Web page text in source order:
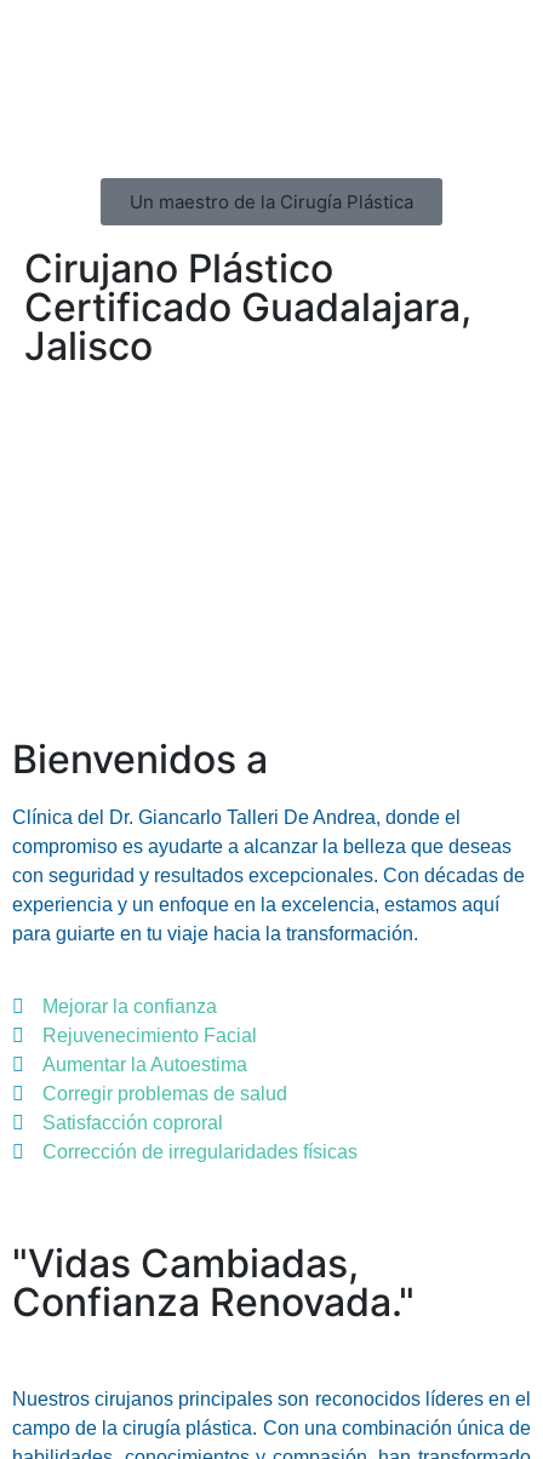
Un maestro de la Cirugía Plástica
Cirujano Plástico
Certificado Guadalajara,
Jalisco
Bienvenidos a
Clínica del Dr. Giancarlo Talleri De Andrea, donde el
compromiso es ayudarte a alcanzar la belleza que deseas
con seguridad y resultados excepcionales. Con décadas de
experiencia y un enfoque en la excelencia, estamos aquí
para guiarte en tu viaje hacia la transformación.
Mejorar la confianza
Rejuvenecimiento Facial
Aumentar la Autoestima
Corregir problemas de salud
Satisfacción coproral
Corrección de irregularidades físicas
"Vidas Cambiadas,
Confianza Renovada."
Nuestros cirujanos principales son reconocidos líderes en el
campo de la cirugía plástica. Con una combinación única de